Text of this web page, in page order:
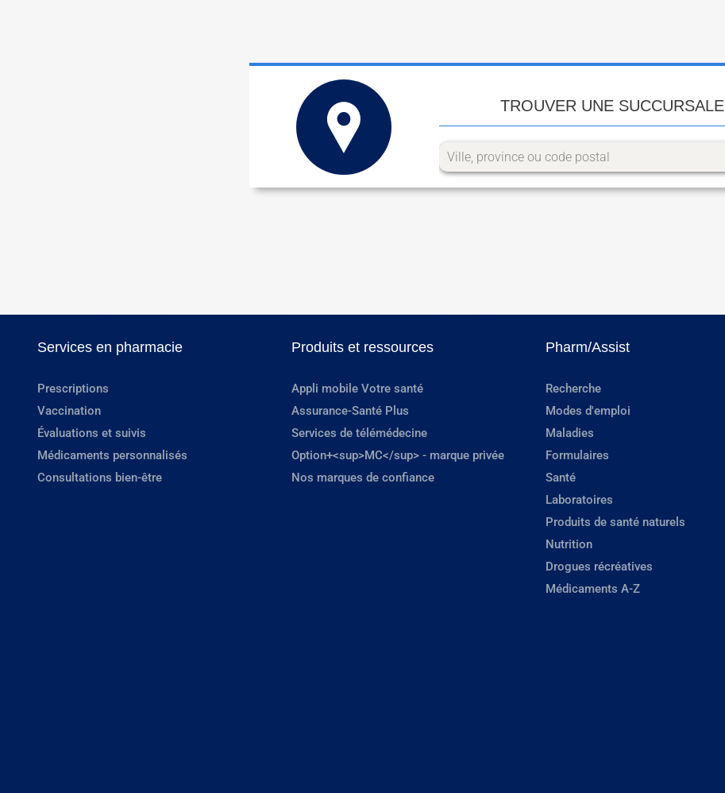
TROUVER UNE SUCCURSALE
Services en pharmacie
Prescriptions
Vaccination
Évaluations et suivis
Médicaments personnalisés
Consultations bien-être
Produits et ressources
Appli mobile Votre santé
Assurance-Santé Plus
Services de télémédecine
Option+<sup>MC</sup> - marque privée
Nos marques de confiance
Pharm/Assist
Recherche
Modes d'emploi
Maladies
Formulaires
Santé
Laboratoires
Produits de santé naturels
Nutrition
Drogues récréatives
Médicaments A-Z